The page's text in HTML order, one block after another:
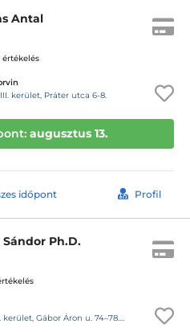
Antal
értékelés
kerület, Práter utca 6-8.
augusztus 13.
időpont Profil
Sándor Ph.D.
Gábor Áron u. 74–78. III. emelet